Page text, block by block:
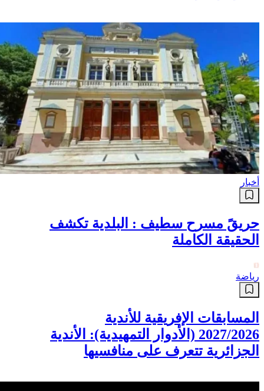
أخبار
حريقً مسرح سطيف : البلدية تكشف
الحقيقة الكاملة
رياضة
المسابقات الإفريقية للأندية
2027/2026 (الأدوار التمهيدية): الأندية
الجزائرية تتعرف على منافسيها